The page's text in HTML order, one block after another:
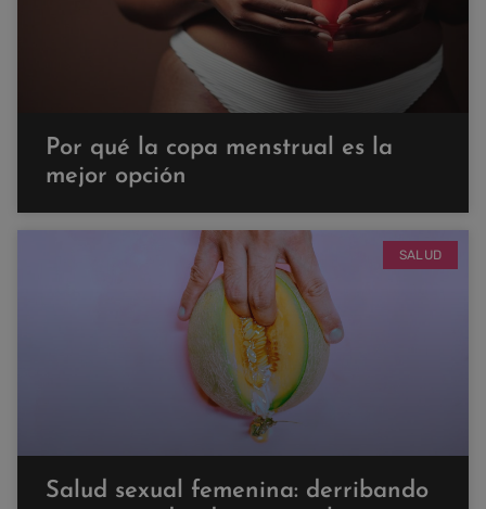
Por qué la copa menstrual es la
mejor opción
SALUD
Salud sexual femenina: derribando